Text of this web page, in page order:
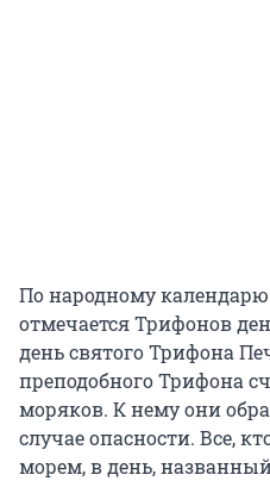
По народному календарю
отмечается Трифонов
день святого Трифона
преподобного Трифона
моряков. К нему они
случае опасности. Все,
морем, в день,